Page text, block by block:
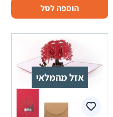
הוספה לסל
אזל מהמלאי